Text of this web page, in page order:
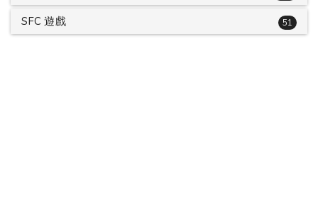
SFC 遊戲 51